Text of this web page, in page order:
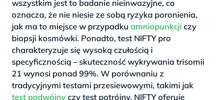
wszystkim jest to badanie nieinwazyjne, co
oznacza, że nie niesie ze sobą ryzyka poronienia,
jak ma to miejsce w przypadku amniopunkcji czy
biopsji kosmówki. Ponadto, test NIFTY pro
charakteryzuje się wysoką czułością i
specyficznością – skuteczność wykrywania trisomii
21 wynosi ponad 99%. W porównaniu z
tradycyjnymi testami przesiewowymi, takimi jak
test podwójnyczy test potrójny, NIFTY oferuje